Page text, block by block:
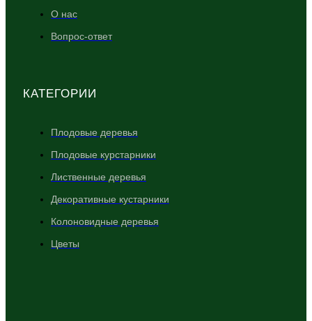
О нас
Вопрос-ответ
КАТЕГОРИИ
Плодовые деревья
Плодовые курстарники
Лиственные деревья
Декоративные кустарники
Колоновидные деревья
Цветы